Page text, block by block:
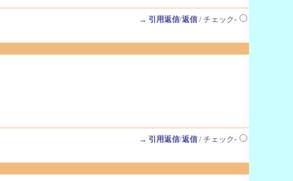
→ 引用返信/返信/ チェック-
→ 引用返信/返信/ チェック-